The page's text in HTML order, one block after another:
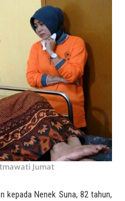
Jumat
kepada Nenek Suna, 82 tahun,